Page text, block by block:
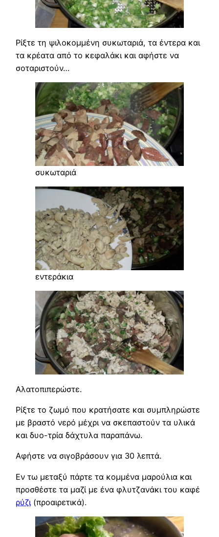
Ρίξτε τη ψιλοκομμένη συκωταριά, τα έντερα και
τα κρέατα από το κεφαλάκι και αφήστε να
σοταριστούν…
συκωταριά
εντεράκια
Αλατοπιπερώστε.
Ρίξτε το ζωμό που κρατήσατε και συμπληρώστε
με βραστό νερό μέχρι να σκεπαστούν τα υλικά
και δυο-τρία δάχτυλα παραπάνω.
Αφήστε να σιγοβράσουν για 30 λεπτά.
Εν τω μεταξύ πάρτε τα κομμένα μαρούλια και
προσθέστε τα μαζί με ένα φλυτζανάκι του καφέ
ρύζι (προαιρετικά).